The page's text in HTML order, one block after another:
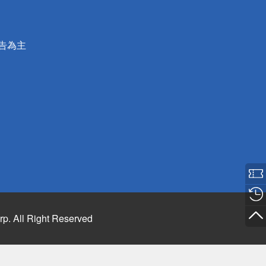
為主
All Right Reserved